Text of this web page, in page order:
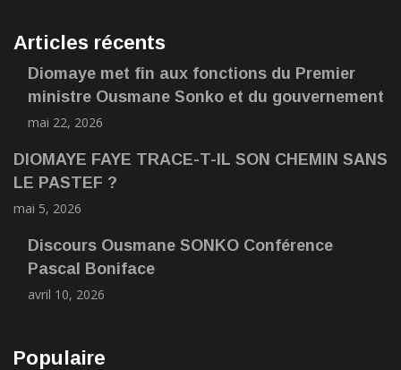
Articles récents
Diomaye met fin aux fonctions du Premier
ministre Ousmane Sonko et du gouvernement
mai 22, 2026
DIOMAYE FAYE TRACE-T-IL SON CHEMIN SANS
LE PASTEF ?
mai 5, 2026
Discours Ousmane SONKO Conférence
Pascal Boniface
avril 10, 2026
Populaire